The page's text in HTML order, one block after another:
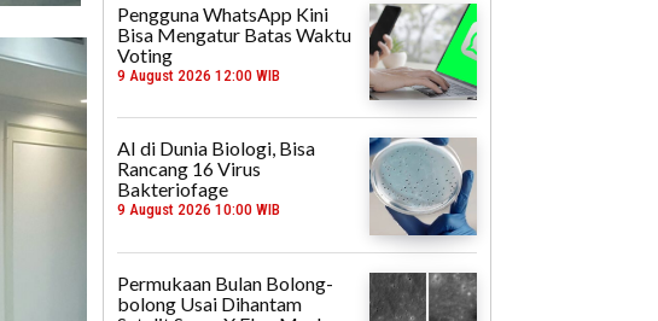
Pengguna WhatsApp Kini
Bisa Mengatur Batas Waktu
Voting
9 August 2026 12:00 WIB
AI di Dunia Biologi, Bisa
Rancang 16 Virus
Bakteriofage
9 August 2026 10:00 WIB
Permukaan Bulan Bolong-
bolong Usai Dihantam